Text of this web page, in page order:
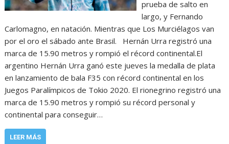
prueba de salto en
largo, y Fernando
Carlomagno, en natación. Mientras que Los Murciélagos van
por el oro el sábado ante Brasil. Hernán Urra registró una
marca de 15.90 metros y rompió el récord continental.El
argentino Hernán Urra ganó este jueves la medalla de plata
en lanzamiento de bala F35 con récord continental en los
Juegos Paralímpicos de Tokio 2020. El rionegrino registró una
marca de 15.90 metros y rompió su récord personal y
continental para conseguir…
LEER MÁS